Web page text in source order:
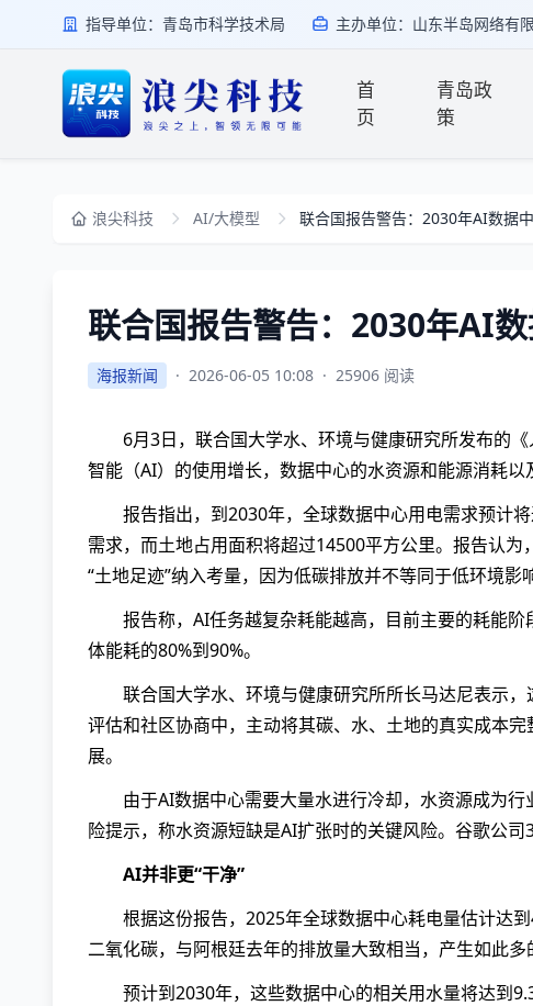
指导单位：青岛市科学技术局 主办单位：山东半岛网络有
首
页
青岛政
策
浪尖科技 AI/大模型 联合国报告警告：2030年AI数据
联合国报告警告：2030年AI
海报新闻 · 2026-06-05 10:08 · 25906 阅读
6月3日，联合国大学水、环境与健康研究所发布的
智能（AI）的使用增长，数据中心的水资源和能源消耗以
报告指出，到2030年，全球数据中心用电需求预计
需求，而土地占用面积将超过14500平方公里。报告认为
“土地足迹”纳入考量，因为低碳排放并不等同于低环境影
报告称，AI任务越复杂耗能越高，目前主要的耗能
体能耗的80%到90%。
联合国大学水、环境与健康研究所所长马达尼表示
评估和社区协商中，主动将其碳、水、土地的真实成本
展。
由于AI数据中心需要大量水进行冷却，水资源成为
险提示，称水资源短缺是AI扩张时的关键风险。谷歌公
AI并非更“干净”
根据这份报告，2025年全球数据中心耗电量估计达
二氧化碳，与阿根廷去年的排放量大致相当，产生如此多
预计到2030年，这些数据中心的相关用水量将达到